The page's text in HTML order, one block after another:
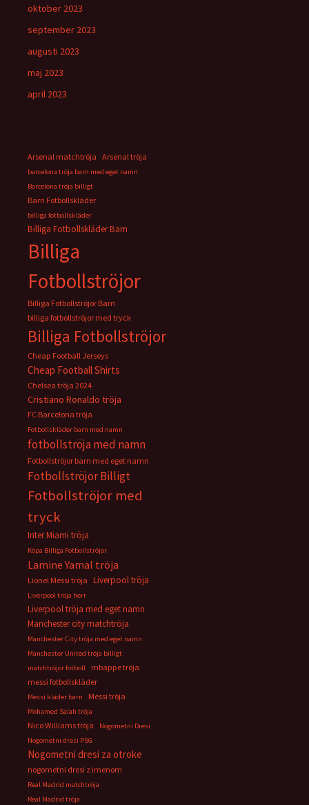
oktober 2023
september 2023
augusti 2023
maj 2023
april 2023
Arsenal matchtröja Arsenal tröja
barcelona tröja barn med eget namn
Barcelona tröja billigt
Barn Fotbollskläder
billiga fotbollskläder
Billiga Fotbollskläder Barn
Billiga
Fotbollströjor
Billiga Fotbollströjor Barn
billiga fotbollströjor med tryck
Billiga Fotbollströjor
Cheap Football Jerseys
Cheap Football Shirts
Chelsea tröja 2024
Cristiano Ronaldo tröja
FC Barcelona tröja
Fotbollskläder barn med namn
fotbollströja med namn
Fotbollströjor barn med eget namn
Fotbollströjor Billigt
Fotbollströjor med
tryck
Inter Miami tröja
Köpa Billiga Fotbollströjor
Lamine Yamal tröja
Lionel Messi tröja Liverpool tröja
Liverpool tröja herr
Liverpool tröja med eget namn
Manchester city matchtröja
Manchester City tröja med eget namn
Manchester United tröja billigt
matchtröjor fotboll
mbappe tröja
messi fotbollskläder
Messi kläder barn Messi tröja
Mohamed Salah tröja
Nico Williams tröja
Nogometni Dresi
Nogometni dresi PSG
Nogometni dresi za otroke
nogometni dresi z imenom
Real Madrid matchtröja
Real Madrid tröja